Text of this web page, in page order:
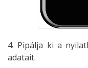
4. Pipálja ki a
adatait.